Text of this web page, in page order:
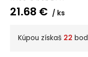
21.68 € ks
Kúpou získaš 22